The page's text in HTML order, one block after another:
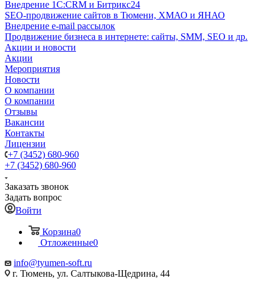
Внедрение 1C:CRM и Битрикс24
SEO-продвижение сайтов в Тюмени, ХМАО и ЯНАО
Внедрение e-mail рассылок
Продвижение бизнеса в интернете: сайты, SMM, SEO и др.
Акции и новости
Акции
Мероприятия
Новости
О компании
О компании
Отзывы
Вакансии
Контакты
Лицензии
+7 (3452) 680-960
+7 (3452) 680-960
Заказать звонок
Задать вопрос
Войти
Корзина0
Отложенные0
info@tyumen-soft.ru
г. Тюмень, ул. Салтыкова-Щедрина, 44